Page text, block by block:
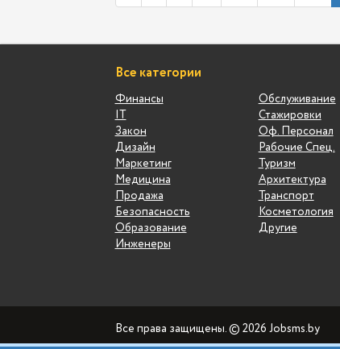
Все категории
Финансы
IT
Закон
Дизайн
Маркетинг
Медицина
Продажа
Безопасность
Образование
Инженеры
Обслуживание
Стажировки
Оф. Персонал
Рабочие Спец.
Туризм
Архитектура
Транспорт
Косметология
Другие
Все права защищены. © 2026 Jobsms.by